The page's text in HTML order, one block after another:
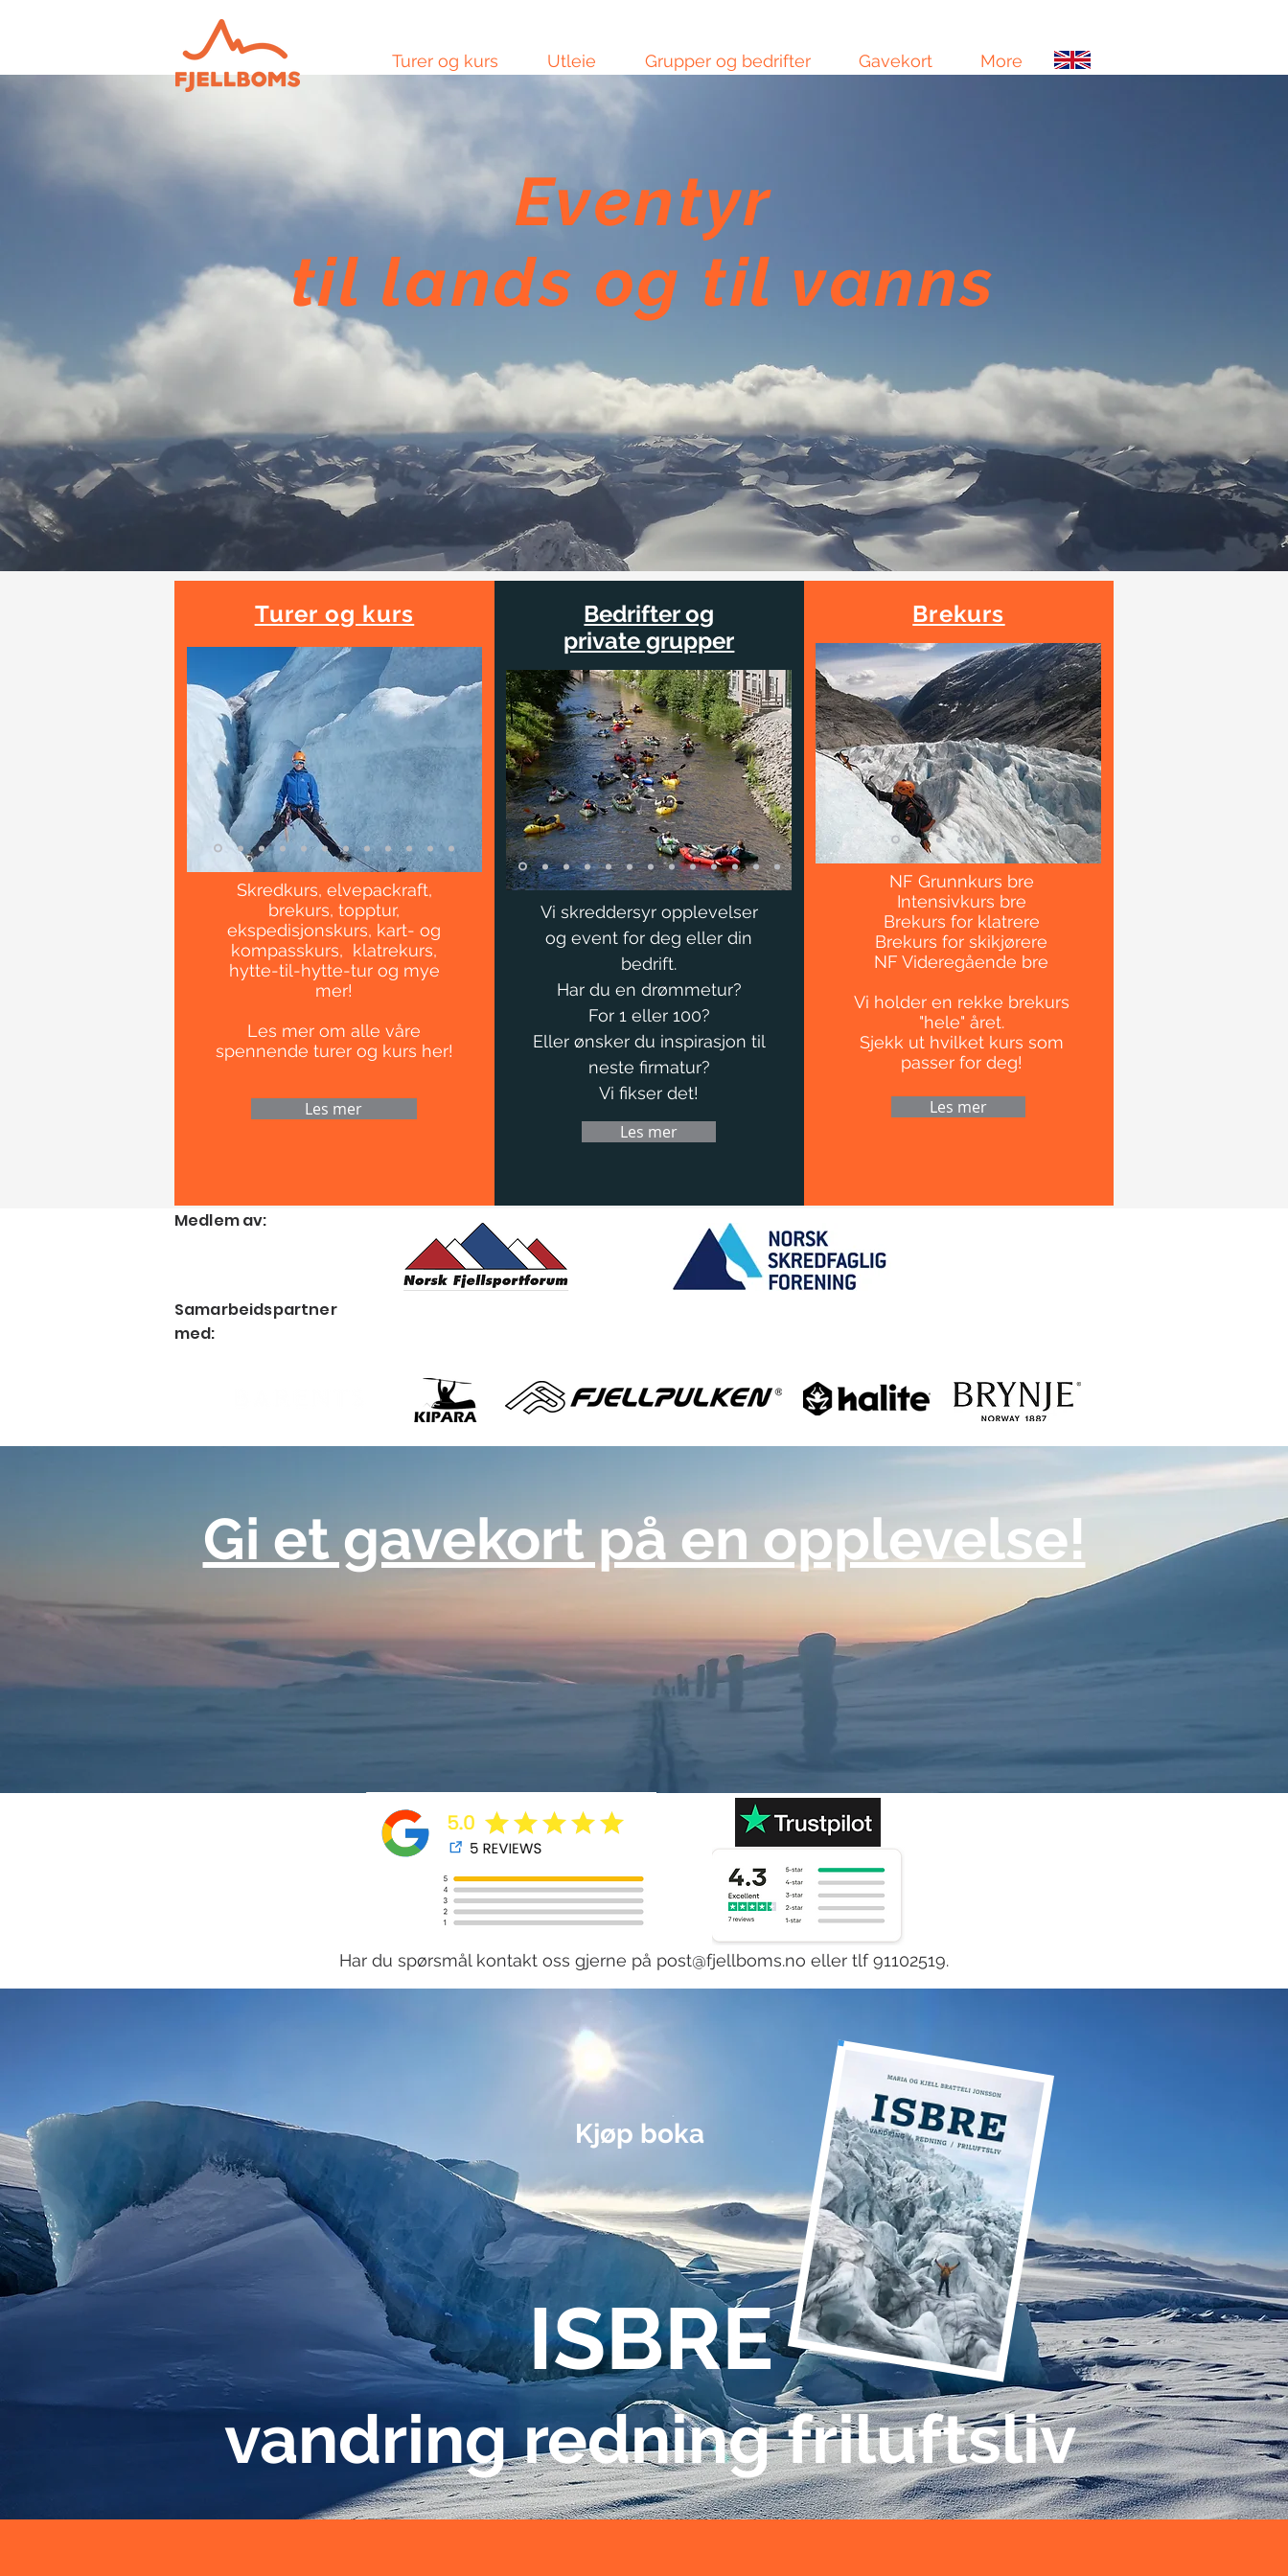
Turer og kurs Utleie Grupper og bedrifter Gavekort More
Eventyr
til lands og til vanns
Turer og kurs
Skredkurs, elvepackraft,
brekurs, topptur,
ekspedisjonskurs, kart- og
kompasskurs, klatrekurs,
hytte-til-hytte-tur og mye
mer!
Les mer om alle våre
spennende turer og kurs her!
Les mer
Bedrifter og
private grupper
Vi skreddersyr opplevelser
og event for deg eller din
bedrift.
Har du en drømmetur?
For 1 eller 100?
Eller ønsker du inspirasjon til
neste firmatur?
Vi fikser det!
Les mer
Brekurs
NF Grunnkurs bre
Intensivkurs bre
Brekurs for klatrere
Brekurs for skikjørere
NF Videregående bre
Vi holder en rekke brekurs
"hele" året.
Sjekk ut hvilket kurs som
passer for deg!
Les mer
Medlem av:
Samarbeidspartner
med:
Gi et gavekort på en opplevelse!
Har du spørsmål kontakt oss gjerne på post@fjellboms.no eller tlf 91102519.
ISBRE
vandring redning friluftsliv
Kjøp boka